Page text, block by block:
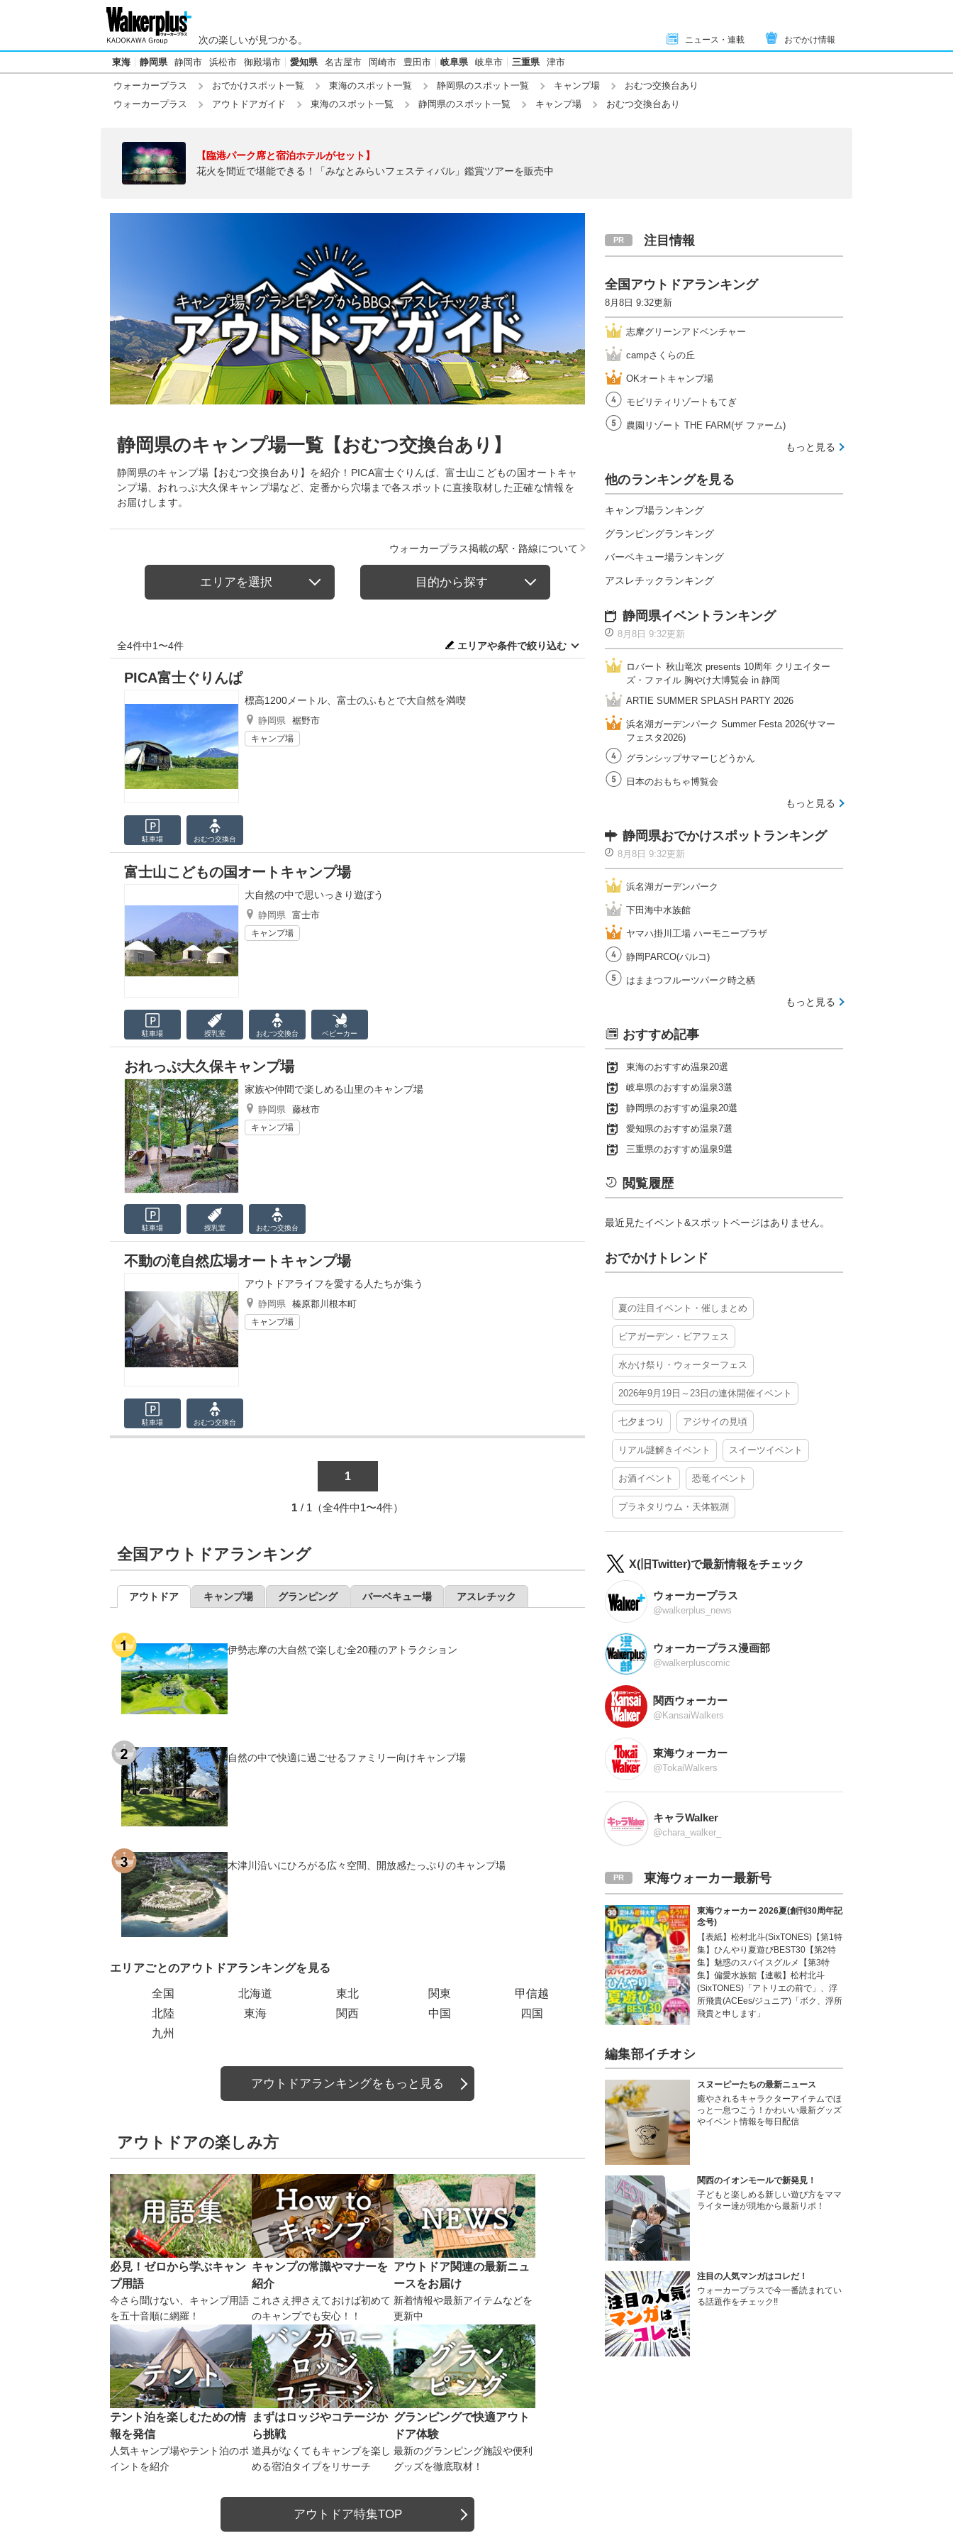
次の楽しいが見つかる。 ニュース・連載 おでかけ情報
東海 静岡県 静岡市 浜松市 御殿場市 愛知県 名古屋市 岡崎市 豊田市 岐阜県 岐阜市 三重県 津市
ウォーカープラス おでかけスポット一覧 東海のスポット一覧 静岡県のスポット一覧 キャンプ場
おむつ交換台あり
ウォーカープラス
アウトドアガイド 東海のスポット一覧 静岡県のスポット一覧 キャンプ場 おむつ交換台あり
【臨港パーク席と宿泊ホテルがセット】
花火を間近で堪能できる！「みなとみらいフェスティバル」鑑賞ツアーを販売中
静岡県のキャンプ場一覧【おむつ交換台あり】
静岡県のキャンプ場【おむつ交換台あり】を紹介！PICA富士ぐりんぱ、富士山こどもの国オートキャ
ンプ場、おれっぷ大久保キャンプ場など、定番から穴場まで各スポットに直接取材した正確な情報を
お届けします。
ウォーカープラス掲載の駅・路線について
エリアを選択 目的から探す
全4件中1〜4件 エリアや条件で絞り込む
PICA富士ぐりんぱ
標高1200メートル、富士のふもとで大自然を満喫
静岡県 裾野市
キャンプ場
駐車場 おむつ交換台
富士山こどもの国オートキャンプ場
大自然の中で思いっきり遊ぼう
静岡県 富士市
キャンプ場
駐車場 授乳室 おむつ交換台 ベビーカー
おれっぷ大久保キャンプ場
家族や仲間で楽しめる山里のキャンプ場
静岡県 藤枝市
キャンプ場
駐車場 授乳室 おむつ交換台
不動の滝自然広場オートキャンプ場
アウトドアライフを愛する人たちが集う
静岡県 榛原郡川根本町
キャンプ場
駐車場 おむつ交換台
1
1 / 1（全4件中1〜4件）
全国アウトドアランキング
アウトドア キャンプ場 グランピング バーベキュー場 アスレチック
伊勢志摩の大自然で楽しむ全20種のアトラクション
自然の中で快適に過ごせるファミリー向けキャンプ場
木津川沿いにひろがる広々空間、開放感たっぷりのキャンプ場
エリアごとのアウトドアランキングを見る
全国 北海道 東北 関東
甲信越
北陸
東海 関西 中国
四国
九州
アウトドアランキングをもっと見る
伊勢志摩の大自然で楽しむ全20種のアトラクション
自然の中で快適に過ごせるファミリー向けキャンプ場
エリアごとのキャンプ場ランキングを見る
全国 北海道 東北
北陸
東海
キャンプ場ランキングをもっと見る
アウトドアの楽しみ方
必見！ゼロから学ぶキャン
プ用語
今さら聞けない、キャンプ用語
を五十音順に網羅！
キャンプの常識やマナーを
紹介
これさえ押さえておけば初めて
のキャンプでも安心！！
アウトドア関連の最新ニュ
ースをお届け
新着情報や最新アイテムなどを
更新中
テント泊を楽しむための情
報を発信
人気キャンプ場やテント泊のポ
イントを紹介
まずはロッジやコテージか
ら挑戦
道具がなくてもキャンプを楽し
める宿泊タイプをリサーチ
グランピングで快適アウト
ドア体験
最新のグランピング施設や便利
グッズを徹底取材！
アウトドア特集TOP
注目情報
全国アウトドアランキング
8月8日 9:32更新
志摩グリーンアドベンチャー
campさくらの丘
OKオートキャンプ場
モビリティリゾートもてぎ
農園リゾート THE FARM(ザ ファーム)
もっと見る
他のランキングを見る
キャンプ場ランキング
グランピングランキング
バーベキュー場ランキング
アスレチックランキング
静岡県イベントランキング
8月8日 9:32更新
ロバート 秋山竜次 presents 10周年 クリエイター
ズ・ファイル 胸やけ大博覧会 in 静岡
ARTIE SUMMER SPLASH PARTY 2026
浜名湖ガーデンパーク Summer Festa 2026(サマー
フェスタ2026)
グランシップサマーじどうかん
日本のおもちゃ博覧会
もっと見る
静岡県おでかけスポットランキング
8月8日 9:32更新
浜名湖ガーデンパーク
下田海中水族館
ヤマハ掛川工場 ハーモニープラザ
静岡PARCO(パルコ)
はままつフルーツパーク時之栖
もっと見る
おすすめ記事
東海のおすすめ温泉20選
岐阜県のおすすめ温泉3選
静岡県のおすすめ温泉20選
愛知県のおすすめ温泉7選
三重県のおすすめ温泉9選
閲覧履歴
最近見たイベント&スポットページはありません。
おでかけトレンド
夏の注目イベント・催しまとめ
ビアガーデン・ビアフェス
水かけ祭り・ウォーターフェス
2026年9月19日～23日の連休開催イベント
七夕まつり アジサイの見頃
リアル謎解きイベント スイーツイベント
お酒イベント 恐竜イベント
プラネタリウム・天体観測
X(旧Twitter)で最新情報をチェック
ウォーカープラス
@walkerplus_news
ウォーカープラス漫画部
@walkerpluscomic
関西ウォーカー
@KansaiWalkers
東海ウォーカー
@TokaiWalkers
キャラWalker
@chara_walker_
東海ウォーカー最新号
東海ウォーカー 2026夏(創刊30周年記
念号)
【表紙】松村北斗(SixTONES)【第1特
集】ひんやり夏遊びBEST30【第2特
集】魅惑のスパイスグルメ【第3特
集】偏愛水族館【連載】松村北斗
(SixTONES)「アトリエの前で」、浮
所飛貴(ACEes/ジュニア)「ボク、浮所
飛貴と申します」
編集部イチオシ
スヌーピーたちの最新ニュース
癒やされるキャラクターアイテムでほ
っと一息つこう！かわいい最新グッズ
やイベント情報を毎日配信
関西のイオンモールで新発見！
子どもと楽しめる新しい遊び方をママ
ライター達が現地から最新リポ！
注目の人気マンガはコレだ！
ウォーカープラスで今一番読まれてい
る話題作をチェック!!